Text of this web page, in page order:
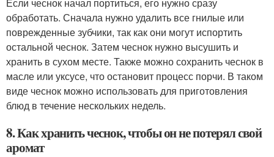
обработать. Сначала нужно удалить все гнилые или
поврежденные зубчики, так как они могут испортить
остальной чеснок. Затем чеснок нужно высушить и
хранить в сухом месте. Также можно сохранить чеснок в
масле или уксусе, что остановит процесс порчи. В таком
виде чеснок можно использовать для приготовления
блюд в течение нескольких недель.
8. Как хранить чеснок, чтобы он не потерял свой
аромат